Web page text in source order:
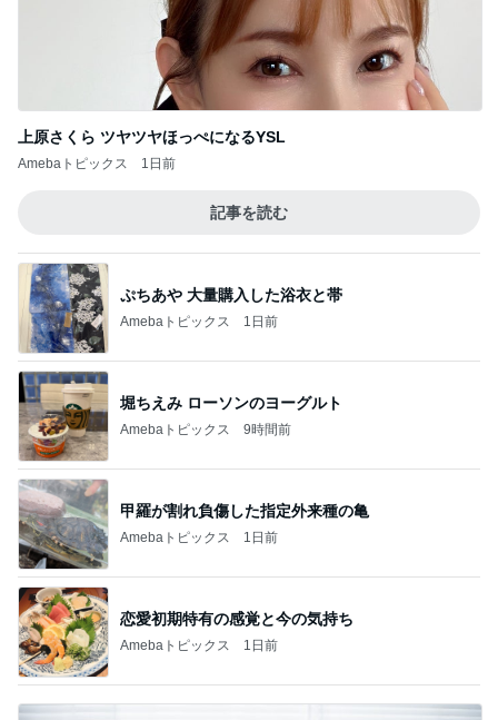
上原さくら ツヤツヤほっぺになるYSL
1日前
記事を読む
Amebaトピックス 1日前
堀ちえみ ローソンのヨーグルト
Amebaトピックス 9時間前
甲羅が割れ負傷した指定外来種の亀
Amebaトピックス 1日前
恋愛初期特有の感覚と今の気持ち
Amebaトピックス 1日前